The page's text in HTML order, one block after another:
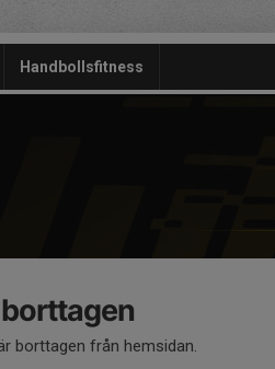
Handbollsfitness
borttagen från hemsidan.